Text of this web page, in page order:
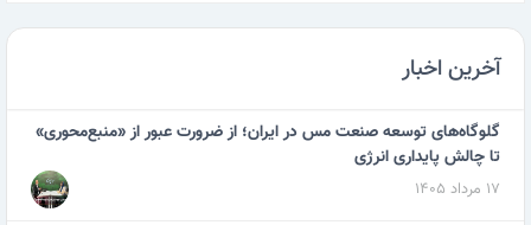
آخرین اخبار
گلوگاه‌های توسعه صنعت مس در ایران؛ از ضرورت عبور از «منبع‌محوری»
تا چالش پایداری انرژی
۱۷ مرداد ۱۴۰۵